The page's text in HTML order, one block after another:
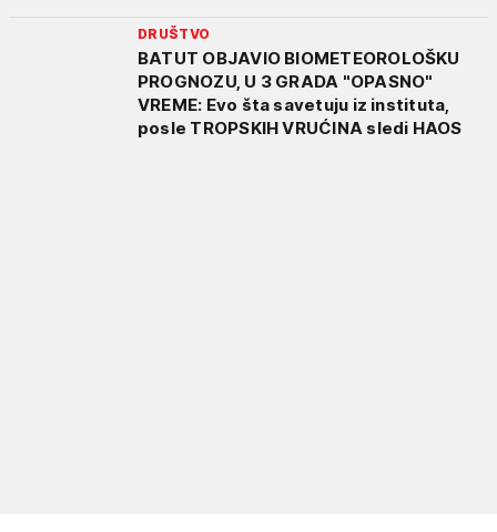
DRUŠTVO
BATUT OBJAVIO BIOMETEOROLOŠKU
PROGNOZU, U 3 GRADA "OPASNO"
VREME: Evo šta savetuju iz instituta,
posle TROPSKIH VRUĆINA sledi HAOS